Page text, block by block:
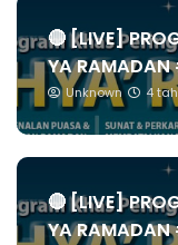
🔴 [LIVE]
YA
Unknown 4
🔴 [LIVE]
YA